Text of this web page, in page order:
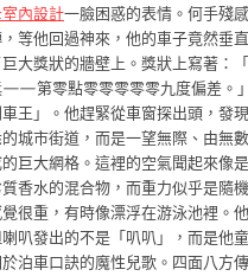
內設計一臉困惑的表情。何手殘
等他回過神來，他的車子竟然垂
大獎狀的牆壁上。獎狀上寫著：
——第零點零零零零零九度偏差。
王」。他趕緊從車窗探出頭，發
城市街道，而是一望無際、由無
巨大網格。這裡的空氣聞起來像
香水的混合物，而重力似乎是隨
很重，有時像漂浮在游泳池裡。
叭發出的不是「叭叭」，而是他
泊車口訣的魔性兒歌。四面八方